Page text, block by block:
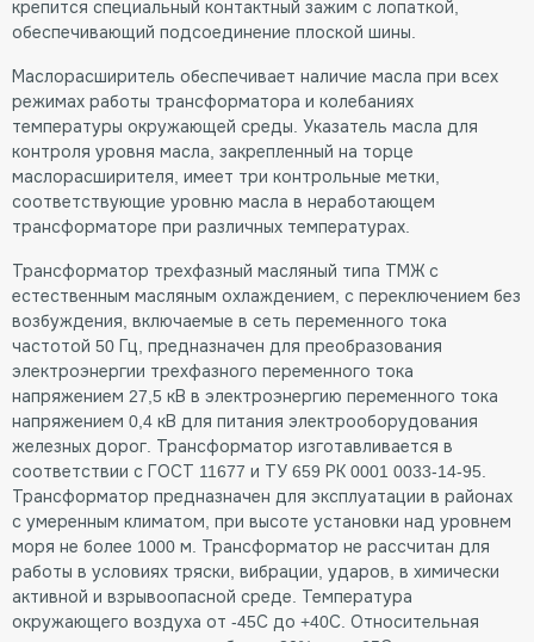
крепится специальный контактный зажим с лопаткой,
обеспечивающий подсоединение плоской шины.
Маслорасширитель обеспечивает наличие масла при всех
режимах работы трансформатора и колебаниях
температуры окружающей среды. Указатель масла для
контроля уровня масла, закрепленный на торце
маслорасширителя, имеет три контрольные метки,
соответствующие уровню масла в неработающем
трансформаторе при различных температурах.
Трансформатор трехфазный масляный типа ТМЖ с
естественным масляным охлаждением, с переключением без
возбуждения, включаемые в сеть переменного тока
частотой 50 Гц, предназначен для преобразования
электроэнергии трехфазного переменного тока
напряжением 27,5 кВ в электроэнергию переменного тока
напряжением 0,4 кВ для питания электрооборудования
железных дорог. Трансформатор изготавливается в
соответствии с ГОСТ 11677 и ТУ 659 РК 0001 0033-14-95.
Трансформатор предназначен для эксплуатации в районах
с умеренным климатом, при высоте установки над уровнем
моря не более 1000 м. Трансформатор не рассчитан для
работы в условиях тряски, вибрации, ударов, в химически
активной и взрывоопасной среде. Температура
окружающего воздуха от -45С до +40С. Относительная